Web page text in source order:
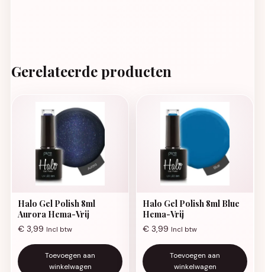
Gerelateerde producten
Halo Gel Polish 8ml
Aurora Hema-Vrij
€ 3,99 Incl btw
Toevoegen aan
winkelwagen
Halo Gel Polish 8ml Blue
Hema-Vrij
€ 3,99 Incl btw
Toevoegen aan
winkelwagen